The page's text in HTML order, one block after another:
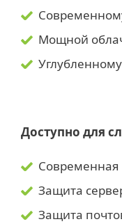
Мощной
Доступно для
Современная
Защита
Защита